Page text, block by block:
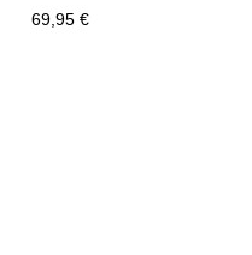
Werksradio ISO / Mini ISO Telefon
69,95 €